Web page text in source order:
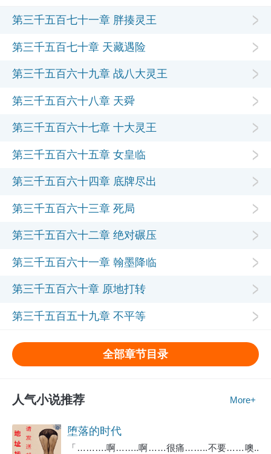
第三千五百七十一章 胖揍灵王
第三千五百七十章 天藏遇险
第三千五百六十九章 战八大灵王
第三千五百六十八章 天舜
第三千五百六十七章 十大灵王
第三千五百六十五章 女皇临
第三千五百六十四章 底牌尽出
第三千五百六十三章 死局
第三千五百六十二章 绝对碾压
第三千五百六十一章 翰墨降临
第三千五百六十章 原地打转
第三千五百五十九章 不平等
全部章节目录
人气小说推荐 More+
堕落的时代
「……….啊……..啊……很痛……..不要……噢..